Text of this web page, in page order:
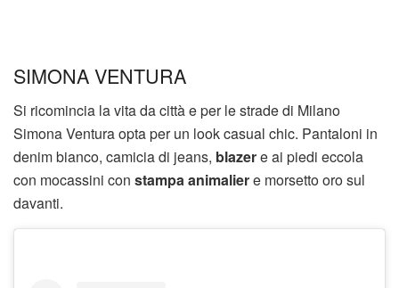
SIMONA VENTURA
Si ricomincia la vita da città e per le strade di Milano
Simona Ventura opta per un look casual chic. Pantaloni in
denim bianco, camicia di jeans, blazere ai piedi eccola
con mocassini con stampa animaliere morsetto oro sul
davanti.